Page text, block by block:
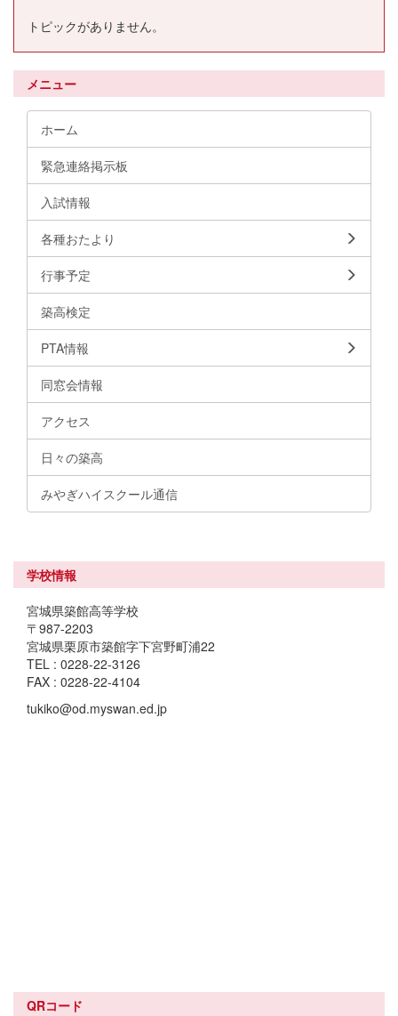
トピックがありません。
メニュー
ホーム
緊急連絡掲示板
入試情報
各種おたより
行事予定
築高検定
PTA情報
同窓会情報
アクセス
日々の築高
みやぎハイスクール通信
学校情報
宮城県築館高等学校
〒987-2203
宮城県栗原市築館字下宮野町浦22
TEL : 0228-22-3126
FAX : 0228-22-4104
tukiko@od.myswan.ed.jp
QRコード